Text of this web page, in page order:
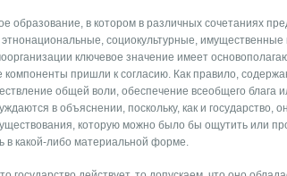
образование, в котором в различных со­четаниях
социокультурные, имущественные
ключевое значение име­ет
компоненты пришли к согласию. Как правило,
общей воли, обес­печение всеобщего блага
в объяснении, поскольку, как и государство,
которую можно было бы ощутить или
в какой-либо материальной форме.